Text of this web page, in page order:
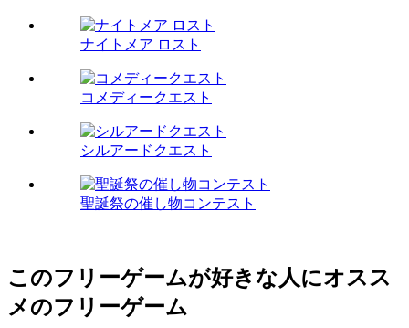
ナイトメア ロスト
コメディークエスト
シルアードクエスト
聖誕祭の催し物コンテスト
このフリーゲームが好きな人にオスス
メのフリーゲーム